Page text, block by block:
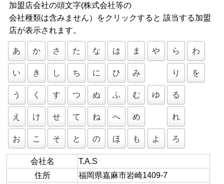
加盟店会社の頭文字(株式会社等の
会社種類は含みません）をクリックすると 該当する加盟
店が表示されます。
あ か さ た な は ま や ら わ
い き し ち に ひ み り を
う く す つ ぬ ふ む ゆ る
え け せ て ね へ め れ
お こ そ と の ほ も よ ろ
会社名
T.A.S
住所
福岡県嘉麻市岩崎1409-7